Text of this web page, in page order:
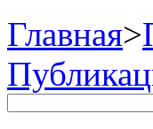
Главная>